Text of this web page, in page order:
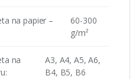
na papier –
60-300
g/m²
na
A3, A4, A5, A6,
B4, B5, B6